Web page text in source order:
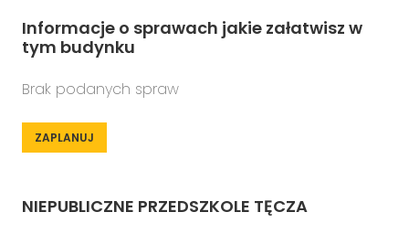
Informacje o sprawach jakie załatwisz w
tym budynku
Brak podanych spraw
ZAPLANUJ
NIEPUBLICZNE PRZEDSZKOLE TĘCZA